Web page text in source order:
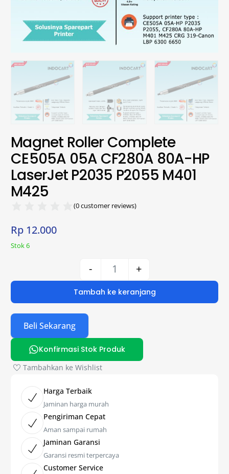
Magnet Roller Complete
CE505A 05A CF280A 80A-HP
LaserJet P2035 P2055 M401
M425
(0customer reviews)
Rp 12.000
Stok 6
- +
Tambah ke keranjang
Beli Sekarang
Konfirmasi Stok Produk
Tambahkan ke Wishlist
Harga Terbaik
Jaminan harga murah
Pengiriman Cepat
Aman sampai rumah
Jaminan Garansi
Garansi resmi terpercaya
Customer Service